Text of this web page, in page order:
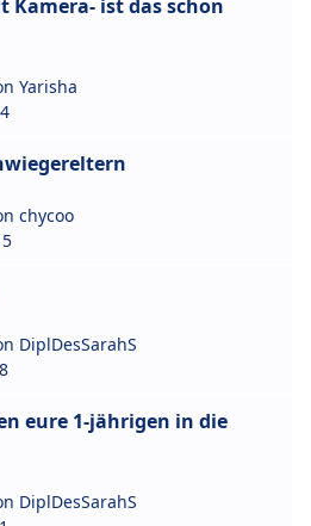
Kamera- ist das schon
Yarisha
chycoo
DiplDesSarahS
eure 1-jährigen in die
DiplDesSarahS